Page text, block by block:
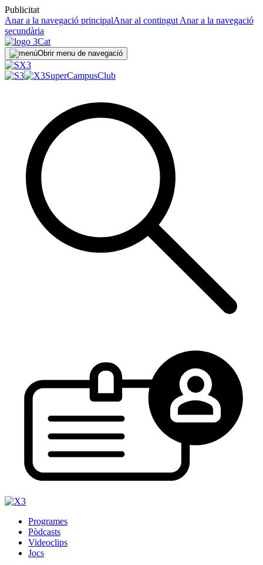
Publicitat
Anar a la navegació principalAnar al contingut Anar a la navegació
secundària
Obrir menu de navegació
SuperCampusClub
Programes
Pòdcasts
Videoclips
Jocs